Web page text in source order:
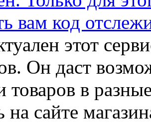
вам код
этот
Он даст
товаров в
на сайте